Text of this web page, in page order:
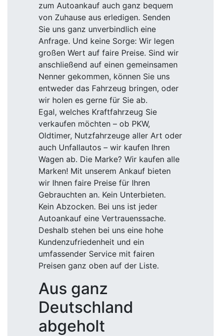
zum Autoankauf auch ganz bequem
von Zuhause aus erledigen. Senden
Sie uns ganz unverbindlich eine
Anfrage. Und keine Sorge: Wir legen
großen Wert auf faire Preise. Sind wir
anschließend auf einen gemeinsamen
Nenner gekommen, können Sie uns
entweder das Fahrzeug bringen, oder
wir holen es gerne für Sie ab.
Egal, welches Kraftfahrzeug Sie
verkaufen möchten – ob PKW,
Oldtimer, Nutzfahrzeuge aller Art oder
auch Unfallautos – wir kaufen Ihren
Wagen ab. Die Marke? Wir kaufen alle
Marken! Mit unserem Ankauf bieten
wir Ihnen faire Preise für Ihren
Gebrauchten an. Kein Unterbieten.
Kein Abzocken. Bei uns ist jeder
Autoankauf eine Vertrauenssache.
Deshalb stehen bei uns eine hohe
Kundenzufriedenheit und ein
umfassender Service mit fairen
Preisen ganz oben auf der Liste.
Aus ganz
Deutschland
abgeholt